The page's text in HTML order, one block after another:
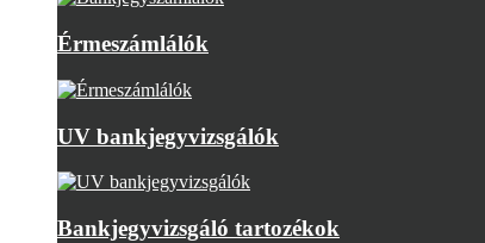
Érmeszámlálók
UV bankjegyvizsgálók
Bankjegyvizsgáló tartozékok